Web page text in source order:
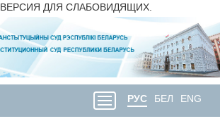
ВЕРСИЯ ДЛЯ СЛАБОВИДЯЩИХ.
РУС БЕЛ ENG